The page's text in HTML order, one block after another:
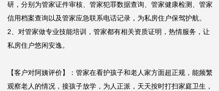
研，分别为管家证件审核、管家犯罪数据查询、管家健康检测、管家
信用档案查询以及管家应急联系电话记录，为私房住户保驾护航。
2、对管家做专业技能培训，管家都有相关资质证明，热情服务，让
私房住户悠闲安逸。
【客户对阿姨评价】：管家在看护孩子和老人家方面超正规，能频繁
观察老人的情况，接孩子放学，为人正派，天天按时打扫家庭卫生，